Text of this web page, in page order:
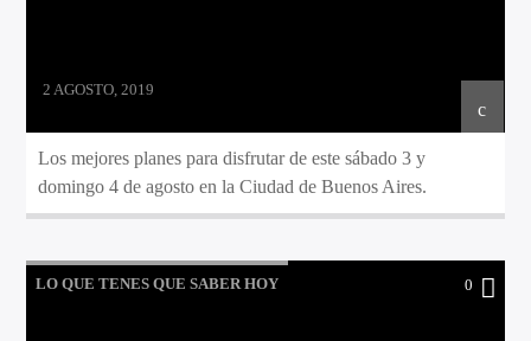
2 AGOSTO, 2019
Los mejores planes para disfrutar de este sábado 3 y
domingo 4 de agosto en la Ciudad de Buenos Aires.
LO QUE TENES QUE SABER HOY 0